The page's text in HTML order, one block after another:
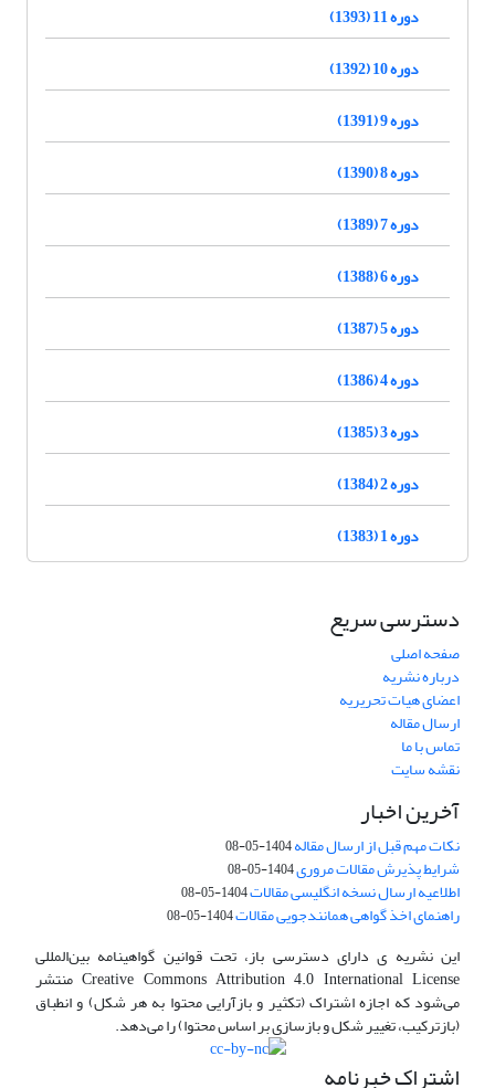
دوره 11 (1393)
دوره 10 (1392)
دوره 9 (1391)
دوره 8 (1390)
دوره 7 (1389)
دوره 6 (1388)
دوره 5 (1387)
دوره 4 (1386)
دوره 3 (1385)
دوره 2 (1384)
دوره 1 (1383)
دسترسی سریع
صفحه اصلی
درباره نشریه
اعضای هیات تحریریه
ارسال مقاله
تماس با ما
نقشه سایت
آخرین اخبار
نکات مهم قبل از ارسال مقاله1404-05-08
شرایط پذیرش مقالات مروری1404-05-08
اطلاعیه ارسال نسخه انگلیسی مقالات1404-05-08
راهنمای اخذ گواهی همانندجویی مقالات1404-05-08
این نشریه ی دارای دسترسی باز، تحت قوانین گواهینامه بین‌المللی
Creative Commons Attribution 4.0 International License منتشر
می‌شود که اجازه اشتراک (تکثیر و بازآرایی محتوا به هر شکل) و انطباق
(بازترکیب، تغییر شکل و بازسازی بر اساس محتوا) را می‌دهد.
اشتراک خبرنامه